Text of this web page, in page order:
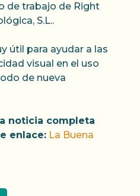
de trabajo de Right
S.L..
útil para ayudar a las
visual en el uso
de nueva
noticia completa
enlace: La Buena